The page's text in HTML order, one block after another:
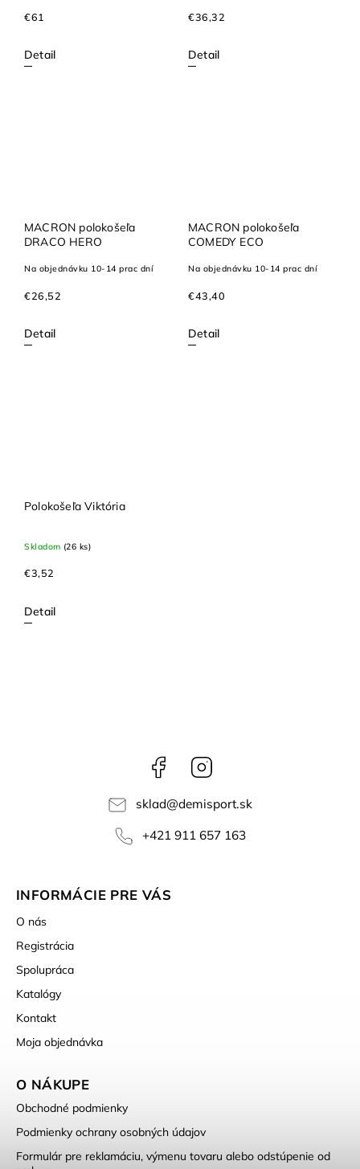
€61
Detail
€36,32
Detail
MACRON polokošeľa
DRACO HERO
Na objednávku 10-14 prac dní
€26,52
Detail
MACRON polokošeľa
COMEDY ECO
Na objednávku 10-14 prac dní
€43,40
Detail
Polokošeľa Viktória
Skladom (26 ks)
€3,52
Detail
Facebook
sklad@demisport.sk
+421 911 657 163
INFORMÁCIE PRE VÁS
O nás
Registrácia
Spolupráca
Katalógy
Kontakt
Moja objednávka
O NÁKUPE
Obchodné podmienky
Podmienky ochrany osobných údajov
Formulár pre reklamáciu, výmenu tovaru alebo odstúpenie od